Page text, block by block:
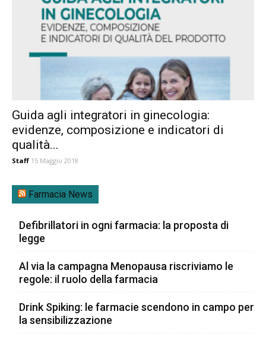
Guida agli integratori in ginecologia:
evidenze, composizione e indicatori di
qualità...
Staff 15 Maggio 2018
Farmacia News
Defibrillatori in ogni farmacia: la proposta di
legge
Al via la campagna Menopausa riscriviamo le
regole: il ruolo della farmacia
Drink Spiking: le farmacie scendono in campo per
la sensibilizzazione